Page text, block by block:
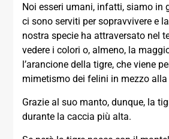
Noi esseri umani, infatti, siamo in
ci sono serviti per sopravvivere e
nostra specie ha attraversato nel
vedere i colori o, almeno, la
l’arancione della tigre, che viene
mimetismo dei felini in mezzo
Grazie al suo manto, dunque, la
durante la caccia più alta.